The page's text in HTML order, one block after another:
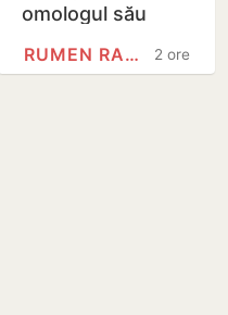
omologul său
europeană și
2 ore
RUMEN RADEV